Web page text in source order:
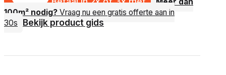
Meer dan
100m² nodig? Vraag nu een gratis offerte aan in
30s
Bekijk product gids